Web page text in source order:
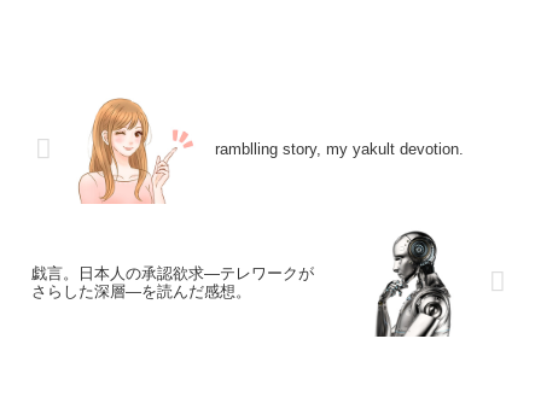
ramblling story, my yakult devotion.
戯言。日本人の承認欲求―テレワークが
さらした深層―を読んだ感想。